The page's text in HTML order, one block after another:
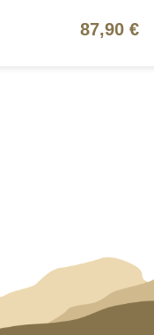
87,90 €